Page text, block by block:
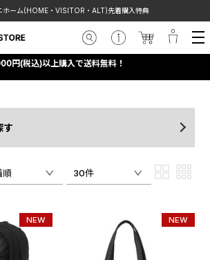
ホーム(HOME・VISITOR・ALT)先着購入特典
円(税込)以上購入で送料無料！
す
順 30件
NEW NEW